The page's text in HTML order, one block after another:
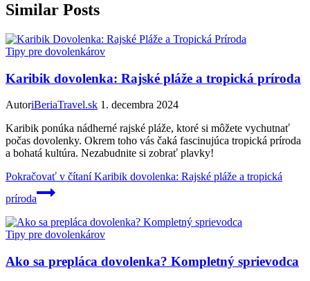
Similar Posts
Tipy pre dovolenkárov
Karibik dovolenka: Rajské pláže a tropická príroda
AutoriBeriaTravel.sk 1. decembra 2024
Karibik ponúka nádherné rajské pláže, ktoré si môžete vychutnať
počas dovolenky. Okrem toho vás čaká fascinujúca tropická príroda
a bohatá kultúra. Nezabudnite si zobrať plavky!
Pokračovať v čítaníKaribik dovolenka: Rajské pláže a tropická
príroda
Tipy pre dovolenkárov
Ako sa prepláca dovolenka? Kompletný sprievodca